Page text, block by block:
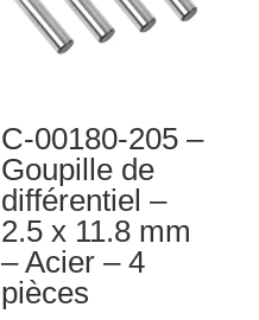
Composite
-
C-
00180-
044
C-00180-205 –
Goupille de
différentiel –
2.5 x 11.8 mm
– Acier – 4
pièces